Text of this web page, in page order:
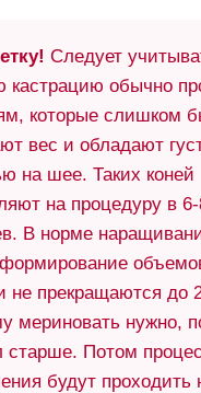
Следует
кастрацию обычно
которые слишком
вес и обладают
на шее. Таких коней
на процедуру в
В норме
не прекращаются до
мериновать нужно,
старше. Потом
будут проходить